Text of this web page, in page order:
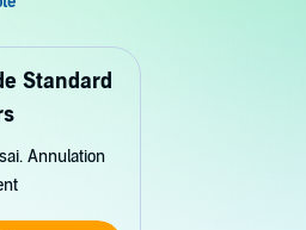
Standard
Annulation